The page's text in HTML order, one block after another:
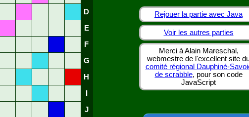
D
E
F
G
H
J
Rejouer la partie avec Java
Voir les autres parties
Merci à Alain Mareschal,
webmestre de l'excellent site
comité régional Dauphiné-
de scrabble, pour son code
JavaScript